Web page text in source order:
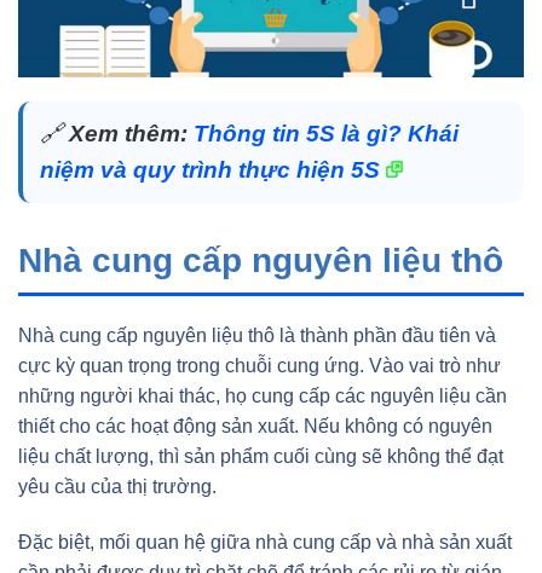
🔗Xem thêm: Thông tin 5S là gì? Khái
niệm và quy trình thực hiện 5S
Nhà cung cấp nguyên liệu thô
Nhà cung cấp nguyên liệu thô là thành phần đầu tiên và
cực kỳ quan trọng trong chuỗi cung ứng. Vào vai trò như
những người khai thác, họ cung cấp các nguyên liệu cần
thiết cho các hoạt động sản xuất. Nếu không có nguyên
liệu chất lượng, thì sản phẩm cuối cùng sẽ không thể đạt
yêu cầu của thị trường.
Đặc biệt, mối quan hệ giữa nhà cung cấp và nhà sản xuất